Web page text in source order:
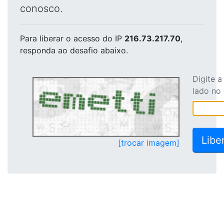
conosco.
Para liberar o acesso do IP 216.73.217.70,
responda ao desafio abaixo.
[trocar imagem]
Digite
lado no